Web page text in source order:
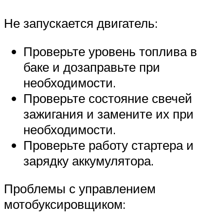
Не запускается двигатель:
Проверьте уровень топлива в
баке и дозаправьте при
необходимости.
Проверьте состояние свечей
зажигания и замените их при
необходимости.
Проверьте работу стартера и
зарядку аккумулятора.
Проблемы с управлением
мотобуксировщиком: